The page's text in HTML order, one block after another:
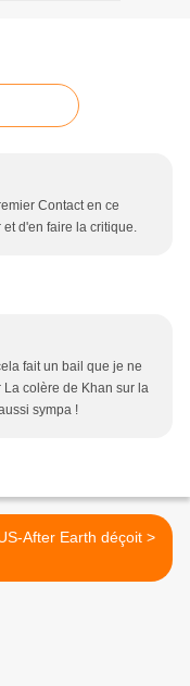
Contact en ce
d'en faire la critique.
fait un bail que je ne
La colère de Khan sur la
sympa !
BO US-After Earth déçoit >